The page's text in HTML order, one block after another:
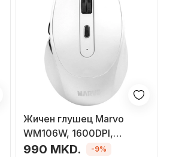
Жичен глушец Marvo
WM106W, 1600DPI,
Bluetooth и 2.4GHz, бел
990 MKD. -9%